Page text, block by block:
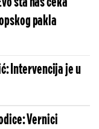
pakla
Intervencija je u
Vernici